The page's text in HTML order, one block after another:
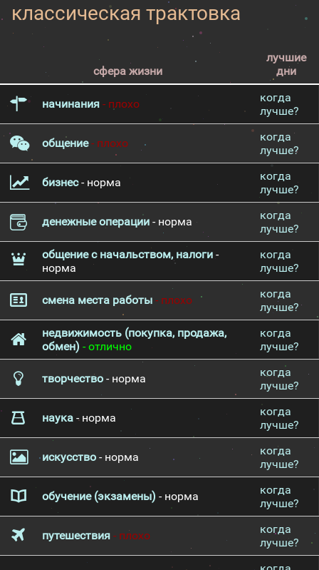
классическая трактовка
сфера жизни
лучшие
дни
начинания - плохо
когда
лучше?
общение- плохо
когда
лучше?
бизнес- норма
когда
лучше?
денежные операции - норма
когда
лучше?
общение с начальством, налоги -
норма
когда
лучше?
смена места работы - плохо
когда
лучше?
недвижимость (покупка, продажа,
обмен) - отлично
когда
лучше?
творчество - норма
когда
лучше?
наука - норма
когда
лучше?
искусство - норма
когда
лучше?
обучение (экзамены) - норма
когда
лучше?
путешествия - плохо
когда
лучше?